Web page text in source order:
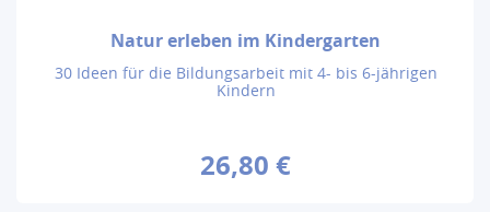
Natur erleben im Kindergarten
30 Ideen für die Bildungsarbeit mit 4- bis 6-jährigen
Kindern
26,80 €